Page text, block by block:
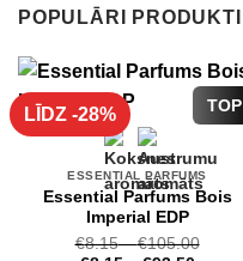
POPULĀRI PRODUKTI
TOP
LĪDZ -28%
ESSENTIAL PARFUMS
Essential Parfums Bois
Imperial EDP
€8.15–€105.00